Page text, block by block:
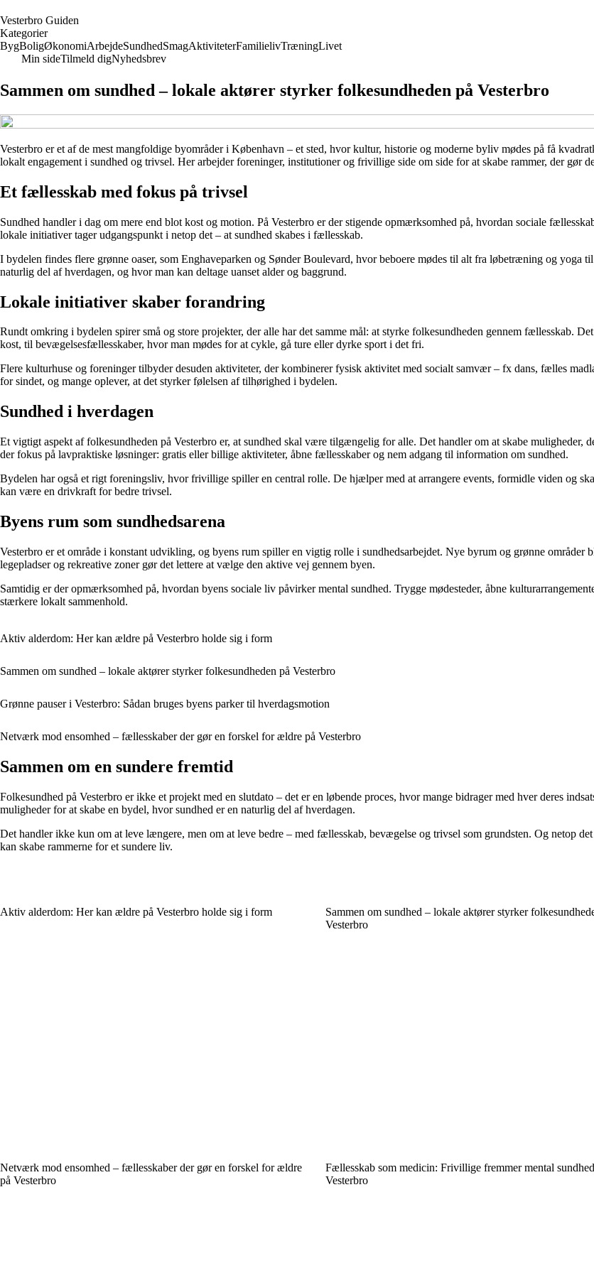
Vesterbro Guiden
Kategorier
BygBoligØkonomiArbejdeSundhedSmagAktiviteterFamilielivTræningLivet
Min sideTilmeld digNyhedsbrev
Sammen om sundhed – lokale aktører styrker folkesundheden på Vesterbro
Vesterbro er et af de mest mangfoldige byområder i København – et sted, hvor kultur, historie og moderne byliv mødes på få
lokalt engagement i sundhed og trivsel. Her arbejder foreninger, institutioner og frivillige side om side for at skabe rammer, der gør
Et fællesskab med fokus på trivsel
Sundhed handler i dag om mere end blot kost og motion. På Vesterbro er der stigende opmærksomhed på, hvordan sociale
lokale initiativer tager udgangspunkt i netop det – at sundhed skabes i fællesskab.
I bydelen findes flere grønne oaser, som Enghaveparken og Sønder Boulevard, hvor beboere mødes til alt fra løbetræning og yoga
naturlig del af hverdagen, og hvor man kan deltage uanset alder og baggrund.
Lokale initiativer skaber forandring
Rundt omkring i bydelen spirer små og store projekter, der alle har det samme mål: at styrke folkesundheden gennem fællesskab.
kost, til bevægelsesfællesskaber, hvor man mødes for at cykle, gå ture eller dyrke sport i det fri.
Flere kulturhuse og foreninger tilbyder desuden aktiviteter, der kombinerer fysisk aktivitet med socialt samvær – fx dans, fælles
for sindet, og mange oplever, at det styrker følelsen af tilhørighed i bydelen.
Sundhed i hverdagen
Et vigtigt aspekt af folkesundheden på Vesterbro er, at sundhed skal være tilgængelig for alle. Det handler om at skabe muligheder,
der fokus på lavpraktiske løsninger: gratis eller billige aktiviteter, åbne fællesskaber og nem adgang til information om sundhed.
Bydelen har også et rigt foreningsliv, hvor frivillige spiller en central rolle. De hjælper med at arrangere events, formidle viden og
kan være en drivkraft for bedre trivsel.
Byens rum som sundhedsarena
Vesterbro er et område i konstant udvikling, og byens rum spiller en vigtig rolle i sundhedsarbejdet. Nye byrum og grønne
legepladser og rekreative zoner gør det lettere at vælge den aktive vej gennem byen.
Samtidig er der opmærksomhed på, hvordan byens sociale liv påvirker mental sundhed. Trygge mødesteder, åbne
stærkere lokalt sammenhold.
Aktiv alderdom: Her kan ældre på Vesterbro holde sig i form
Sammen om sundhed – lokale aktører styrker folkesundheden på Vesterbro
Grønne pauser i Vesterbro: Sådan bruges byens parker til hverdagsmotion
Netværk mod ensomhed – fællesskaber der gør en forskel for ældre på Vesterbro
Sammen om en sundere fremtid
Folkesundhed på Vesterbro er ikke et projekt med en slutdato – det er en løbende proces, hvor mange bidrager med hver deres
muligheder for at skabe en bydel, hvor sundhed er en naturlig del af hverdagen.
Det handler ikke kun om at leve længere, men om at leve bedre – med fællesskab, bevægelse og trivsel som grundsten. Og netop
kan skabe rammerne for et sundere liv.
Aktiv alderdom: Her kan ældre på Vesterbro holde sig i form
Sammen om sundhed – lokale aktører styrker
Vesterbro
Netværk mod ensomhed – fællesskaber der gør en forskel for ældre
på Vesterbro
Fællesskab som medicin: Frivillige fremmer mental
Vesterbro